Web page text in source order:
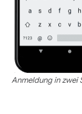
Anmeldung in zwei